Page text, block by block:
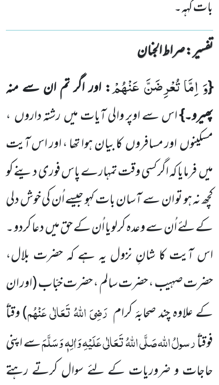
بات کہہ۔
تفسیر : ‎صراط الجنان
{وَ اِمَّا تُعْرِضَنَّ عَنْهُمْ: اور اگر تم ان سے منہ
پھیرو۔}اس سے اوپر والی آیات میںرشتہ داروں ،
مسکینوںاور مسافروںکا بیان ہوا تھا ، اور اس آیت
میںفرمایا کہ اگر کسی وقت تمہارے پاس فوری دینے کو
کچھ نہ ہو تو ان سے آسان بات کہو جیسے اُن کی خوش دلی
کے لئے اُن سے وعدہ کرلویا اُن کے حق میںدعا کردو ۔
اس آیت کا شانِ نزول یہ ہے کہ حضرت بلال،
حضرت صہیب ، حضرت سالم ، حضرت خبّاب(اور ان
کے علاوہ چند صحابۂ کرام رَضِیَ اللّٰہُ تَعَالٰی عَنْہُم)وقتاً
فوقتاًرسولُ اللّٰہصَلَّی اللّٰہُ تَعَالٰی عَلَیْہِ وَاٰلِہٖ وَسَلَّمَسے اپنی
حاجات و ضروریات کے لئے سوال کرتے رہتے